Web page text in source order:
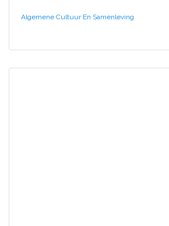
Algemene Cultuur En Samenleving